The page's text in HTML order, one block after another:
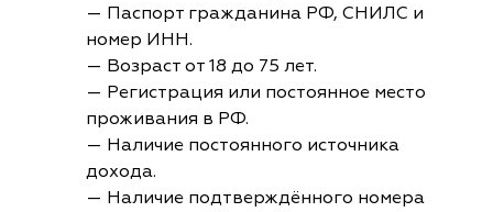
— Паспорт гражданина РФ, СНИЛС и
номер ИНН.
— Возраст от 18 до 75 лет.
— Регистрация или постоянное место
проживания в РФ.
— Наличие постоянного источника
дохода.
— Наличие подтверждённого номера